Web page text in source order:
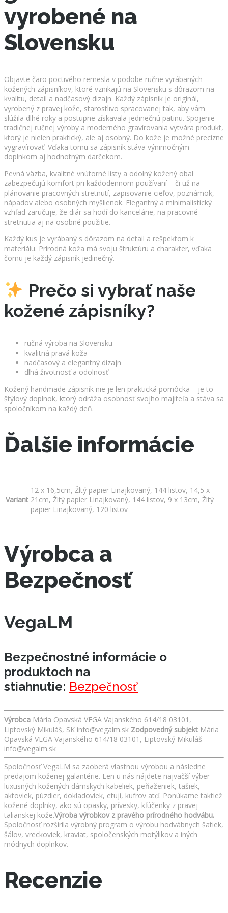
vyrobené na
Slovensku
Objavte čaro poctivého remesla v podobe ručne vyrábaných
kožených zápisníkov, ktoré vznikajú na Slovensku s dôrazom na
kvalitu, detail a nadčasový dizajn. Každý zápisník je originál,
vyrobený z pravej kože, starostlivo spracovanej tak, aby vám
slúžila dlhé roky a postupne získavala jedinečnú patinu. Spojenie
tradičnej ručnej výroby a moderného gravírovania vytvára produkt,
ktorý je nielen praktický, ale aj osobný. Do kože je možné precízne
vygravírovať. Vďaka tomu sa zápisník stáva výnimočným
doplnkom aj hodnotným darčekom.
Pevná väzba, kvalitné vnútorné listy a odolný kožený obal
zabezpečujú komfort pri každodennom používaní – či už na
plánovanie pracovných stretnutí, zapisovanie cieľov, poznámok,
nápadov alebo osobných myšlienok. Elegantný a minimalistický
vzhľad zaručuje, že diár sa hodí do kancelárie, na pracovné
stretnutia aj na osobné použitie.
Každý kus je vyrábaný s dôrazom na detail a rešpektom k
materiálu. Prírodná koža má svoju štruktúru a charakter, vďaka
čomu je každý zápisník jedinečný.
Prečo si vybrať naše
kožené zápisníky?
ručná výroba na Slovensku
kvalitná pravá koža
nadčasový a elegantný dizajn
dlhá životnosť a odolnosť
Kožený handmade zápisník nie je len praktická pomôcka – je to
štýlový doplnok, ktorý odráža osobnosť svojho majiteľa a stáva sa
spoločníkom na každý deň.
Ďalšie informácie
Variant
12 x 16,5cm, Žltý papier Linajkovaný, 144 listov, 14,5 x
21cm, Žltý papier Linajkovaný, 144 listov, 9 x 13cm, Žltý
papier Linajkovaný, 120 listov
Výrobca a
Bezpečnosť
VegaLM
Bezpečnostné informácie o
produktoch na
stiahnutie: Bezpečnosť
Výrobca Mária Opavská VEGA Vajanského 614/18 03101,
Liptovský Mikuláš, SK info@vegalm.sk Zodpovedný subjekt Mária
Opavská VEGA Vajanského 614/18 03101, Liptovský Mikuláš
info@vegalm.sk
Spoločnosť VegaLM sa zaoberá vlastnou výrobou a následne
predajom koženej galantérie. Len u nás nájdete najväčší výber
luxusných kožených dámskych kabeliek, peňaženiek, tašiek,
aktoviek, púzdier, dokladoviek, etují, kufrov atď. Ponúkame taktiež
kožené doplnky, ako sú opasky, prívesky, kľúčenky z pravej
talianskej kože.Výroba výrobkov z pravého prírodného hodvábu.
Spoločnosť rozšírila výrobný program o výrobu hodvábnych šatiek,
šálov, vreckoviek, kraviat, spoločenských motýlikov a iných
módnych doplnkov.
Recenzie